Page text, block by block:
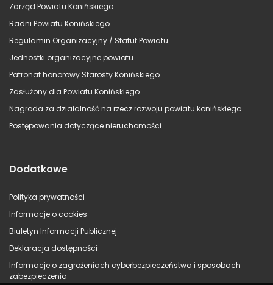
Zarząd Powiatu Konińskiego
Radni Powiatu Konińskiego
Regulamin Organizacyjny / Statut Powiatu
Jednostki organizacyjne powiatu
Patronat honorowy Starosty Konińskiego
Zasłużony dla Powiatu Konińskiego
Nagroda za działalność na rzecz rozwoju powiatu konińskiego
Postępowania dotyczące nieruchomości
Dodatkowe
Polityka prywatności
Informacje o cookies
Biuletyn Informacji Publicznej
Deklaracja dostępności
Informacje o zagrożeniach cyberbezpieczeństwa i sposobach
zabezpieczenia